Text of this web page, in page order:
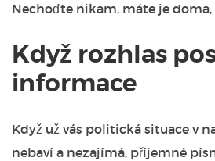
Nechoďte nikam, máte je doma,
Když rozhlas
informace
Když už vás politická situace v
nebaví a nezajímá, příjemné